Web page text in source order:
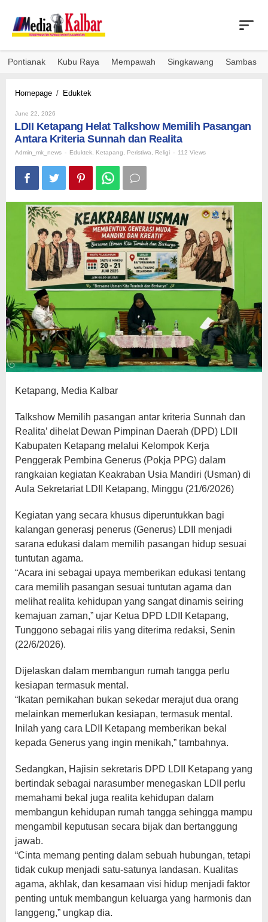
content
Pontianak Kubu Raya Mempawah Singkawang Sambas
Homepage / Eduktek
Talkshow
Memilih
Antara
Kriteria
Sunnah
dan
Realita
June 22, 2026
LDII Ketapang Helat Talkshow Memilih Pasangan
Antara Kriteria Sunnah dan Realita
Admin_mk_news - Eduktek Ketapang Peristiwa Religi - 112 Views
Ketapang, Media Kalbar
Talkshow Memilih pasangan antar kriteria Sunnah dan
Realita’ dihelat Dewan Pimpinan Daerah (DPD) LDII
Kabupaten Ketapang melalui Kelompok Kerja
Penggerak Pembina Generus (Pokja PPG) dalam
rangkaian kegiatan Keakraban Usia Mandiri (Usman) di
Aula Sekretariat LDII Ketapang, Minggu (21/6/2026)
Kegiatan yang secara khusus diperuntukkan bagi
kalangan generasj penerus (Generus) LDII menjadi
sarana edukasi dalam memilih pasangan hidup sesuai
tuntutan agama.
“Acara ini sebagai upaya memberikan edukasi tentang
cara memilih pasangan sesuai tuntutan agama dan
melihat realita kehidupan yang sangat dinamis seiring
kemajuan zaman,” ujar Ketua DPD LDII Ketapang,
Tunggono sebagai rilis yang diterima redaksi, Senin
(22/6/2026).
Dijelaskan dalam membangun rumah tangga perlu
kesiapan termasuk mental.
“Ikatan pernikahan bukan sekedar merajut dua orang
melainkan memerlukan kesiapan, termasuk mental.
Inilah yang cara LDII Ketapang memberikan bekal
kepada Generus yang ingin menikah,” tambahnya.
Sedangkan, Hajisin sekretaris DPD LDII Ketapang yang
bertindak sebagai narasumber menegaskan LDII perlu
memahami bekal juga realita kehidupan dalam
membangun kehidupan rumah tangga sehingga mampu
mengambil keputusan secara bijak dan bertanggung
jawab.
“Cinta memang penting dalam sebuah hubungan, tetapi
tidak cukup menjadi satu-satunya landasan. Kualitas
agama, akhlak, dan kesamaan visi hidup menjadi faktor
penting untuk membangun keluarga yang harmonis dan
langgeng,” ungkap dia.